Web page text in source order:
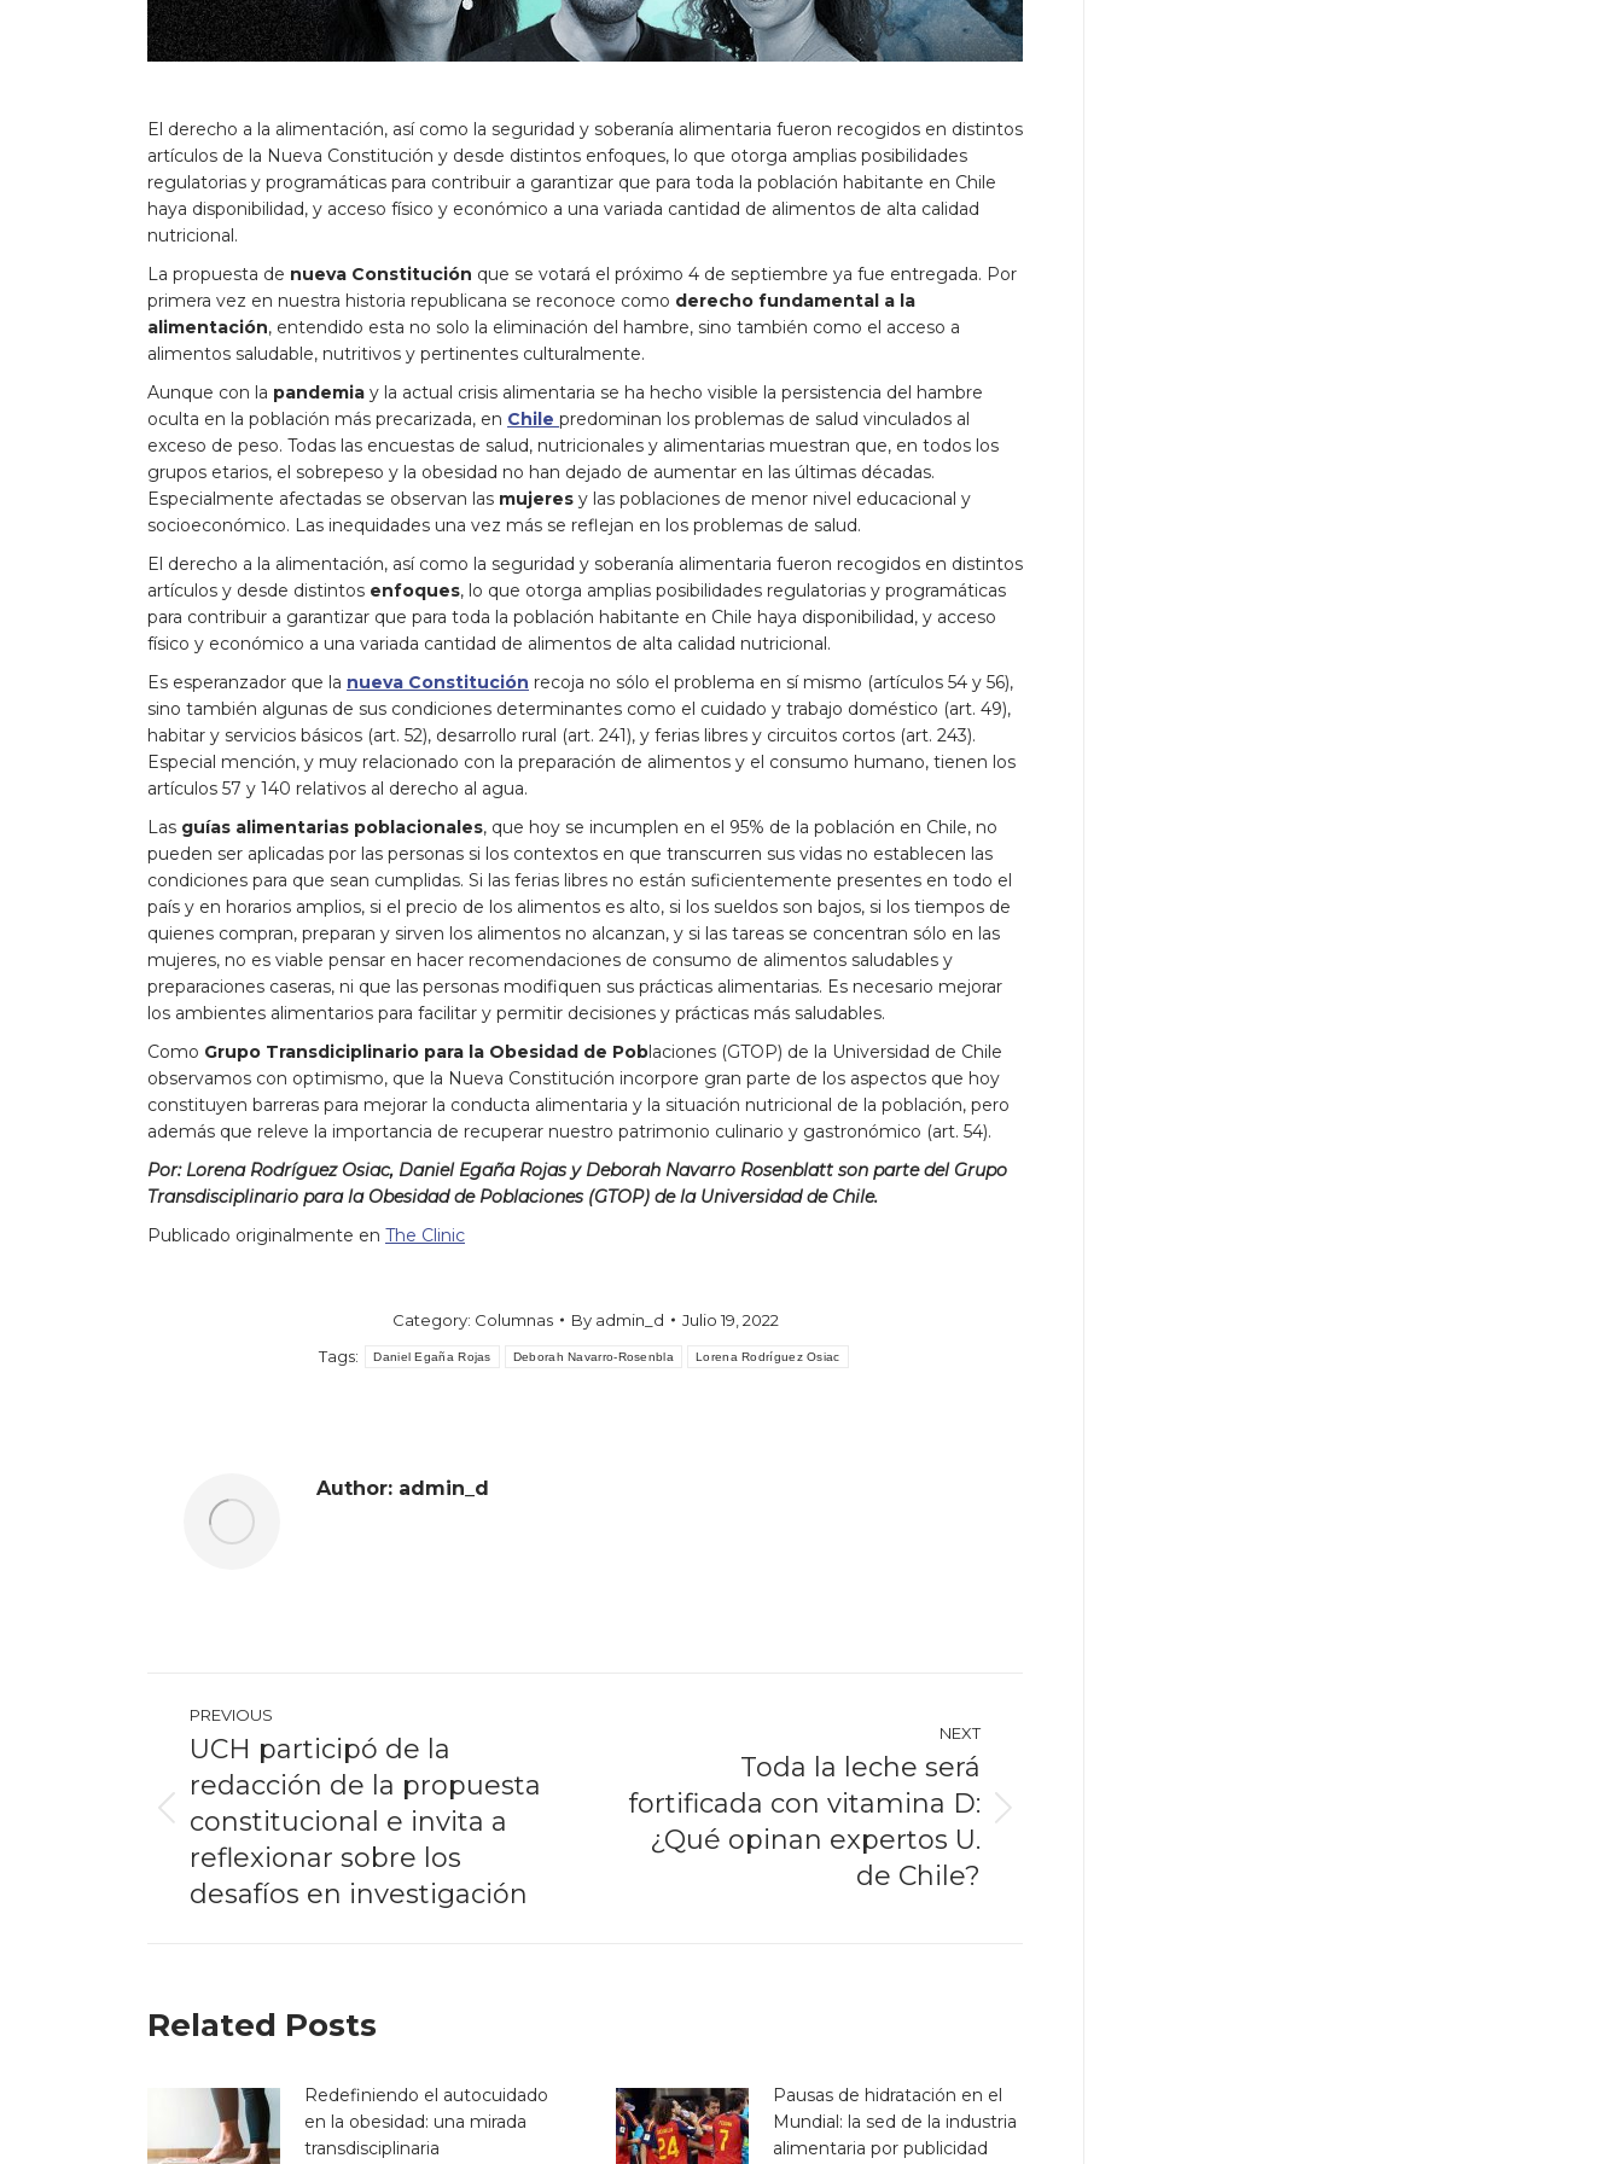
El derecho a la alimentación, así como la seguridad y soberanía alimentaria fueron recogidos en distintos
artículos de la Nueva Constitución y desde distintos enfoques, lo que otorga amplias posibilidades
regulatorias y programáticas para contribuir a garantizar que para toda la población habitante en Chile
haya disponibilidad, y acceso físico y económico a una variada cantidad de alimentos de alta calidad
nutricional.
La propuesta de nueva Constitución que se votará el próximo 4 de septiembre ya fue entregada. Por
primera vez en nuestra historia republicana se reconoce como derecho fundamental a la
alimentación, entendido esta no solo la eliminación del hambre, sino también como el acceso a
alimentos saludable, nutritivos y pertinentes culturalmente.
Aunque con la pandemia y la actual crisis alimentaria se ha hecho visible la persistencia del hambre
oculta en la población más precarizada, en Chile predominan los problemas de salud vinculados al
exceso de peso. Todas las encuestas de salud, nutricionales y alimentarias muestran que, en todos los
grupos etarios, el sobrepeso y la obesidad no han dejado de aumentar en las últimas décadas.
Especialmente afectadas se observan las mujeres y las poblaciones de menor nivel educacional y
socioeconómico. Las inequidades una vez más se reflejan en los problemas de salud.
El derecho a la alimentación, así como la seguridad y soberanía alimentaria fueron recogidos en distintos
artículos y desde distintos enfoques, lo que otorga amplias posibilidades regulatorias y programáticas
para contribuir a garantizar que para toda la población habitante en Chile haya disponibilidad, y acceso
físico y económico a una variada cantidad de alimentos de alta calidad nutricional.
Es esperanzador que la nueva Constitución recoja no sólo el problema en sí mismo (artículos 54 y 56),
sino también algunas de sus condiciones determinantes como el cuidado y trabajo doméstico (art. 49),
habitar y servicios básicos (art. 52), desarrollo rural (art. 241), y ferias libres y circuitos cortos (art. 243).
Especial mención, y muy relacionado con la preparación de alimentos y el consumo humano, tienen los
artículos 57 y 140 relativos al derecho al agua.
Las guías alimentarias poblacionales, que hoy se incumplen en el 95% de la población en Chile, no
pueden ser aplicadas por las personas si los contextos en que transcurren sus vidas no establecen las
condiciones para que sean cumplidas. Si las ferias libres no están suficientemente presentes en todo el
país y en horarios amplios, si el precio de los alimentos es alto, si los sueldos son bajos, si los tiempos de
quienes compran, preparan y sirven los alimentos no alcanzan, y si las tareas se concentran sólo en las
mujeres, no es viable pensar en hacer recomendaciones de consumo de alimentos saludables y
preparaciones caseras, ni que las personas modifiquen sus prácticas alimentarias. Es necesario mejorar
los ambientes alimentarios para facilitar y permitir decisiones y prácticas más saludables.
Como Grupo Transdiciplinario para la Obesidad de Poblaciones (GTOP) de la Universidad de Chile
observamos con optimismo, que la Nueva Constitución incorpore gran parte de los aspectos que hoy
constituyen barreras para mejorar la conducta alimentaria y la situación nutricional de la población, pero
además que releve la importancia de recuperar nuestro patrimonio culinario y gastronómico (art. 54).
Por: Lorena Rodríguez Osiac, Daniel Egaña Rojas y Deborah Navarro Rosenblatt son parte del Grupo
Transdisciplinario para la Obesidad de Poblaciones (GTOP) de la Universidad de Chile.
Publicado originalmente en The Clinic
Category: Columnas By admin_d
Julio 19, 2022
Tags:
Daniel Egaña Rojas Deborah Navarro-Rosenbla Lorena Rodríguez Osiac
Author: admin_d
navigation
PREVIOUS
Previous
post:
UCH participó de la
redacción de la propuesta
constitucional e invita a
reflexionar sobre los
desafíos en investigación
NEXT
post:
Toda la leche será
fortificada con vitamina D:
¿Qué opinan expertos U.
de Chile?
Related Posts
Redefiniendo el autocuidado
en la obesidad: una mirada
transdisciplinaria
Pausas de hidratación en el
Mundial: la sed de la industria
alimentaria por publicidad